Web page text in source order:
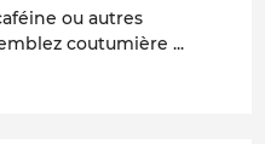
ou autres
coutumière ...